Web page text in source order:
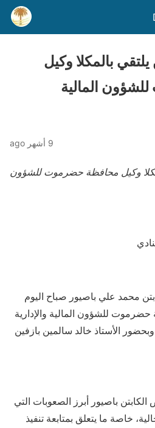
بالمكلا وكيل
المالية
9 أشهر ago
وكيل محافظة حضرموت للشؤون
محمد علي باصيور صباح اليوم
حضرموت للشؤون المالية والإدارية
الأستاذ خالد سالمين بازفين
باصيور أبرز الصعوبات التي
خاصة ما يتعلق بمتابعة تنفيذ